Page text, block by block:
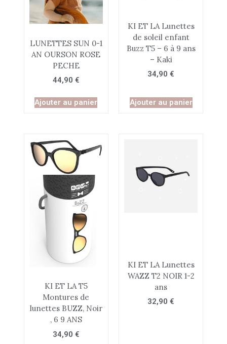
LUNETTES SUN 0-1
AN OURSON ROSE
PECHE
44,90 €
Ajouter au panier
KI ET LA Lunettes
de soleil enfant
Buzz T5 – 6 à 9 ans
– Kaki
34,90€
Ajouter au panier
KI ET LA T5
Montures de
lunettes BUZZ, Noir
, 6 9 ANS
34,90 €
KI ET LA Lunettes
WAZZ T2 NOIR 1-2
ans
32,90€